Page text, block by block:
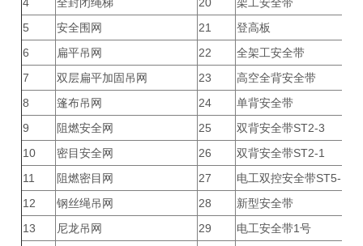
4
全封闭绳梯 20
架工安全带
5
安全围网 21
登高板
6
扁平吊网 22
全架工安全带
7
双层扁平加固吊网 23
高空全背安全带
8
篷布吊网 24
单背安全带
9
阻燃安全网 25
双背安全带ST2-3
10
密目安全网 26
双背安全带ST2-1
11
阻燃密目网 27
电工双控安全带ST5-1
12
钢丝绳吊网 28
新型安全带
13
尼龙吊网 29
电工安全带1号